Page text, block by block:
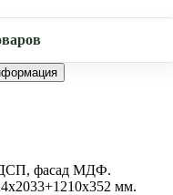
фасад МДФ.
мм.